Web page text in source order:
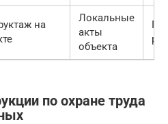
на
Локальные
акты
объекта
по охране труда